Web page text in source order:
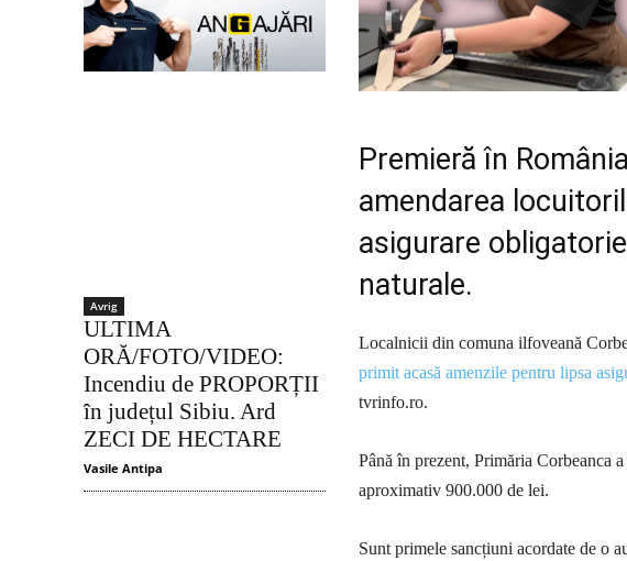
Avrig
ULTIMA
ORĂ/FOTO/VIDEO:
Incendiu de PROPORȚII
în județul Sibiu. Ard
ZECI DE HECTARE
Vasile Antipa
Premieră în
amendarea
asigurare
naturale.
Localnicii din comuna ilfoveană
primit acasă amenzile pentru lipsa
tvrinfo.ro.
Până în prezent, Primăria Corbeanca
aproximativ 900.000 de lei.
Sunt primele sancțiuni acordate de o